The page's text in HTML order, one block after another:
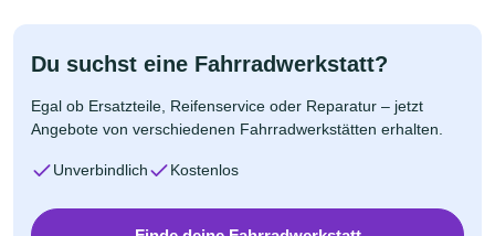
Du suchst eine Fahrradwerkstatt?
Egal ob Ersatzteile, Reifenservice oder Reparatur – jetzt
Angebote von verschiedenen Fahrradwerkstätten erhalten.
Unverbindlich Kostenlos